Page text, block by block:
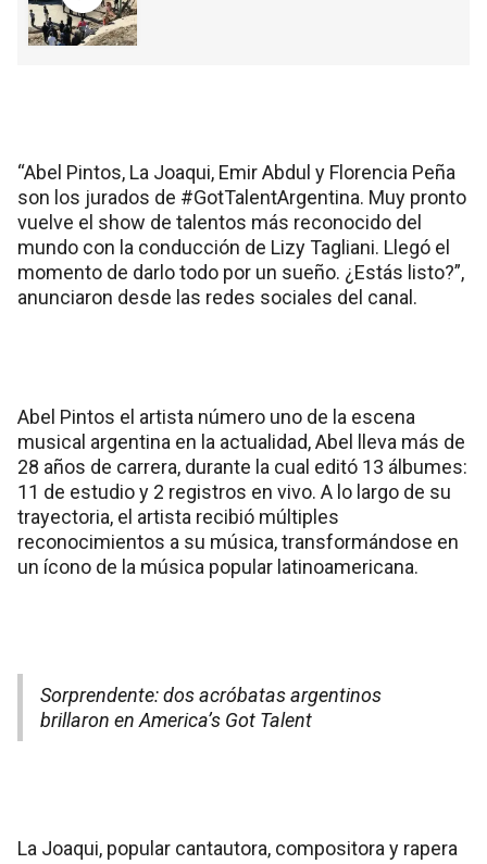
“Abel Pintos, La Joaqui, Emir Abdul y Florencia Peña
son los jurados de #GotTalentArgentina. Muy pronto
vuelve el show de talentos más reconocido del
mundo con la conducción de Lizy Tagliani. Llegó el
momento de darlo todo por un sueño. ¿Estás listo?”,
anunciaron desde las redes sociales del canal.
Abel Pintos el artista número uno de la escena
musical argentina en la actualidad, Abel lleva más de
28 años de carrera, durante la cual editó 13 álbumes:
11 de estudio y 2 registros en vivo. A lo largo de su
trayectoria, el artista recibió múltiples
reconocimientos a su música, transformándose en
un ícono de la música popular latinoamericana.
Sorprendente: dos acróbatas argentinos
brillaron en America’s Got Talent
La Joaqui, popular cantautora, compositora y rapera